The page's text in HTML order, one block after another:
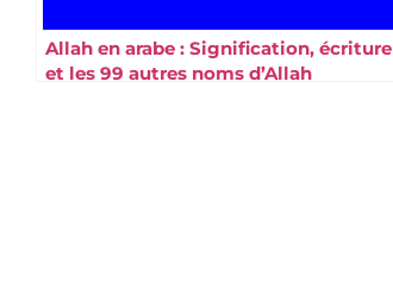
Allah en arabe : Signification, écriture
et les 99 autres noms d’Allah